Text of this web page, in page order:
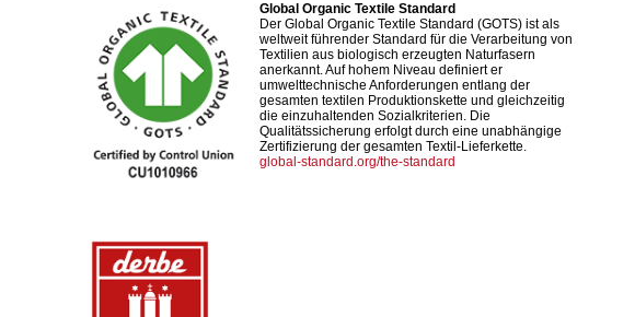
Global Organic Textile Standard
Der Global Organic Textile Standard (GOTS) ist als
weltweit führender Standard für die Verarbeitung von
Textilien aus biologisch erzeugten Naturfasern
anerkannt. Auf hohem Niveau definiert er
umwelttechnische Anforderungen entlang der
gesamten textilen Produktionskette und gleichzeitig
die einzuhaltenden Sozialkriterien. Die
Qualitätssicherung erfolgt durch eine unabhängige
Zertifizierung der gesamten Textil-Lieferkette.
global-standard.org/the-standard